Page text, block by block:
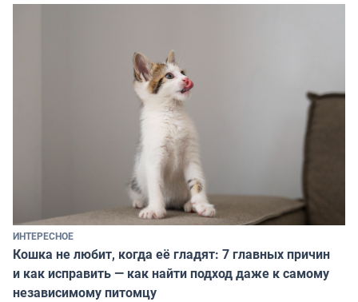
ИНТЕРЕСНОЕ
Кошка не любит, когда её гладят: 7 главных причин
и как исправить — как найти подход даже к самому
независимому питомцу